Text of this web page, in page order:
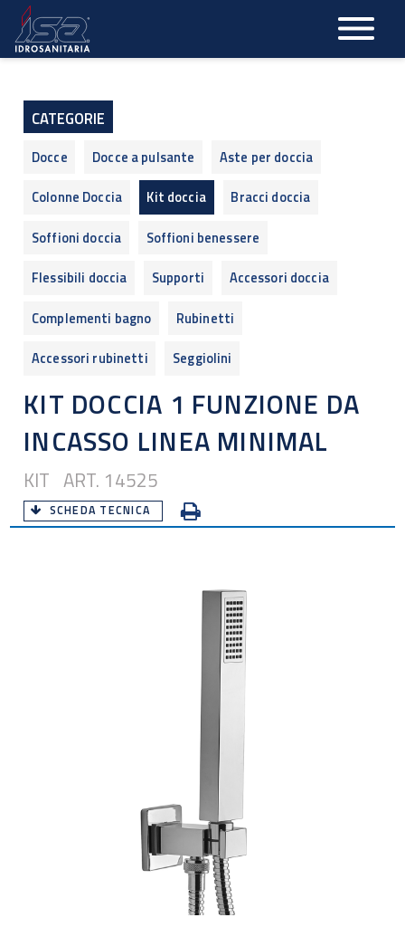
Salta
contenuto
principale
CATEGORIE
Docce Docce a pulsante Aste per doccia
Colonne Doccia Kit doccia Bracci doccia
Soffioni doccia Soffioni benessere
Flessibili doccia Supporti Accessori doccia
Complementi bagno Rubinetti
Accessori rubinetti Seggiolini
KIT DOCCIA 1 FUNZIONE DA
INCASSO LINEA MINIMAL
KIT ART. 14525
SCHEDA TECNICA